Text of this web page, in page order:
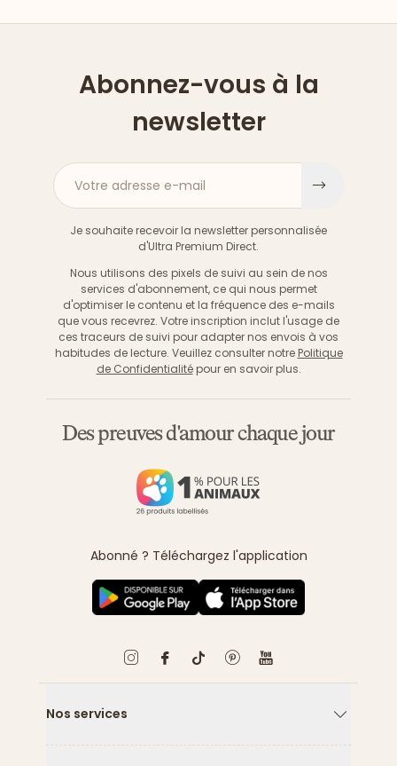
Abonnez-vous à la
newsletter
Votre adresse e-mail
Je souhaite recevoir la newsletter personnalisée
d'Ultra Premium Direct.
Nous utilisons des pixels de suivi au sein de nos
services d'abonnement, ce qui nous permet
d'optimiser le contenu et la fréquence des e-mails
que vous recevrez. Votre inscription inclut l'usage de
ces traceurs de suivi pour adapter nos envois à vos
habitudes de lecture. Veuillez consulter notre Politique
de Confidentialitépour en savoir plus.
Des preuves d'amour chaque jour
Abonné ? Téléchargez l'application
Nos services